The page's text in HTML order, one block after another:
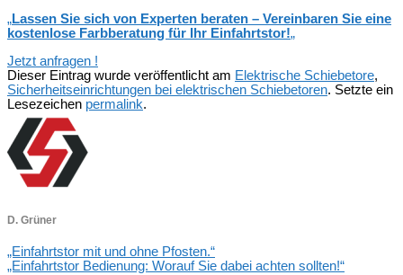
„Lassen Sie sich von Experten beraten – Vereinbaren Sie eine
kostenlose Farbberatung für Ihr Einfahrtstor!„
Jetzt anfragen !
Dieser Eintrag wurde veröffentlicht am Elektrische Schiebetore,
Sicherheitseinrichtungen bei elektrischen Schiebetoren. Setzte ein
Lesezeichen permalink.
D. Grüner
„Einfahrtstor mit und ohne Pfosten.“
„Einfahrtstor Bedienung: Worauf Sie dabei achten sollten!“